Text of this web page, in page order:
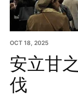
OCT 18, 2025
安立甘
伐